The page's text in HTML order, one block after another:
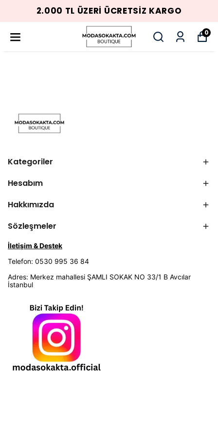
2.000 TL ÜZERI ÜCRETSIZ KARGO
0
Kategoriler
Hesabım
Hakkımızda
Sözleşmeler
İletişim & Destek
Telefon: 0530 995 36 84
Adres: Merkez mahallesi ŞAMLI SOKAK NO 33/1 B Avcılar
İstanbul